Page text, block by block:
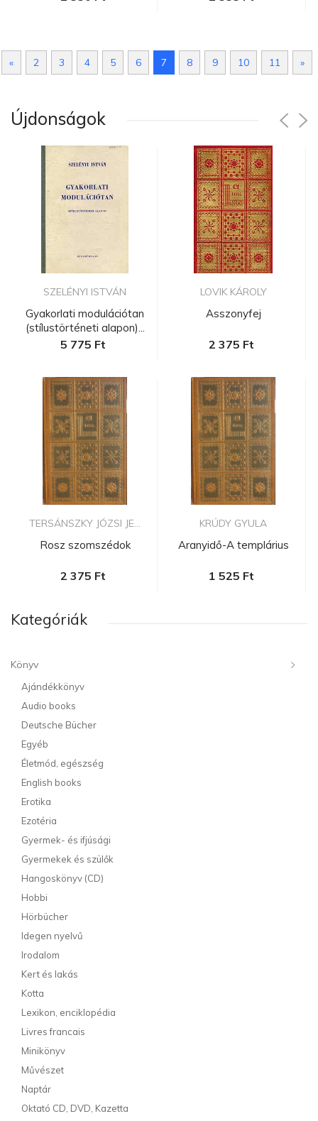
« 2 3 4 5 6 7 8 9 10 11 »
Újdonságok
SZELÉNYI ISTVÁN
Gyakorlati modulációtan
(stílustörténeti alapon)...
5 775 Ft
TERSÁNSZKY JÓZSI JE...
Rosz szomszédok
2 375 Ft
LOVIK KÁROLY
Asszonyfej
2 375 Ft
KRÚDY GYULA
Aranyidő-A templárius
1 525 Ft
Kategóriák
Könyv
Ajándékkönyv
Audio books
Deutsche Bücher
Egyéb
Életmód, egészség
English books
Erotika
Ezotéria
Gyermek- és ifjúsági
Gyermekek és szülők
Hangoskönyv (CD)
Hobbi
Hörbücher
Idegen nyelvű
Irodalom
Kert és lakás
Kotta
Lexikon, enciklopédia
Livres francais
Minikönyv
Művészet
Naptár
Oktató CD, DVD, Kazetta